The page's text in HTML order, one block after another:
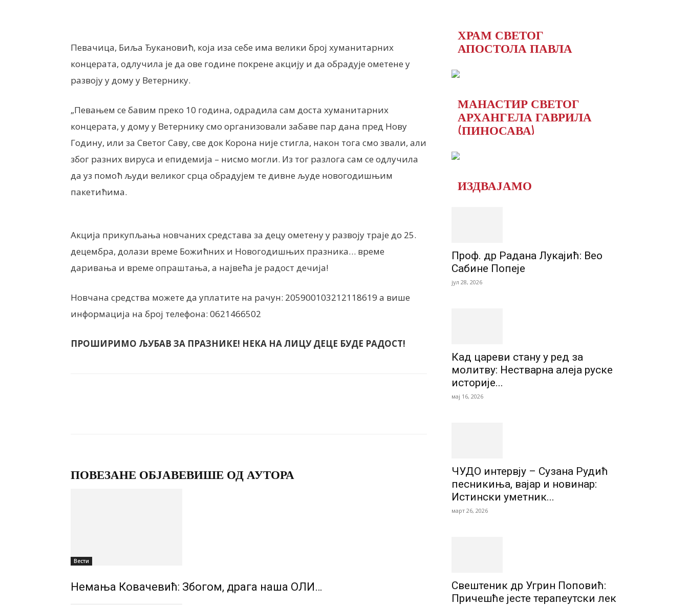
Певачица, Биља Ђукановић, која иза себе има велики број хуманитарних
концерата, одлучила је да ове године покрене акцију и да обрадује ометене у
развоју у дому у Ветернику.
„Певањем се бавим преко 10 година, одрадила сам доста хуманитарних
концерата, у дому у Ветернику смо организовали забаве пар дана пред Нову
Годину, или за Светог Саву, све док Корона није стигла, након тога смо звали, али
због разних вируса и епидемија – нисмо могли. Из тог разлога сам се одлучила
да уз помоћ људи великог срца обрадујем те дивне људе новогодишњим
пакетићима.
Акција прикупљања новчаних средстава за децу ометену у развоју траје до 25.
децембра, долази време Божићних и Новогодишњих празника… време
даривања и време опраштања, а највећа је радост дечија!
Новчана средства можете да уплатите на рачун: 205900103212118619 а више
информација на број телефона: 0621466502
ПРОШИРИМО ЉУБАВ ЗА ПРАЗНИКЕ! НЕКА НА ЛИЦУ ДЕЦЕ БУДЕ РАДОСТ!
ПОВЕЗАНЕ ОБЈАВЕВИШЕ ОД АУТОРА
Вести
Немања Ковачевић: Збогом, драга наша ОЛИ…
ХРАМ СВЕТОГ
АПОСТОЛА ПАВЛА
МАНАСТИР СВЕТОГ
АРХАНГЕЛА ГАВРИЛА
(ПИНОСАВА)
ИЗДВАЈАМО
Проф. др Радана Лукајић: Вео
Сабине Попеје
јул 28, 2026
Кад цареви стану у ред за
молитву: Нестварна алеја руске
историје...
мај 16, 2026
ЧУДО интервју – Сузана Рудић
песникиња, вајар и новинар:
Истински уметник...
март 26, 2026
Свештеник др Угрин Поповић:
Причешће јесте терапеутски лек